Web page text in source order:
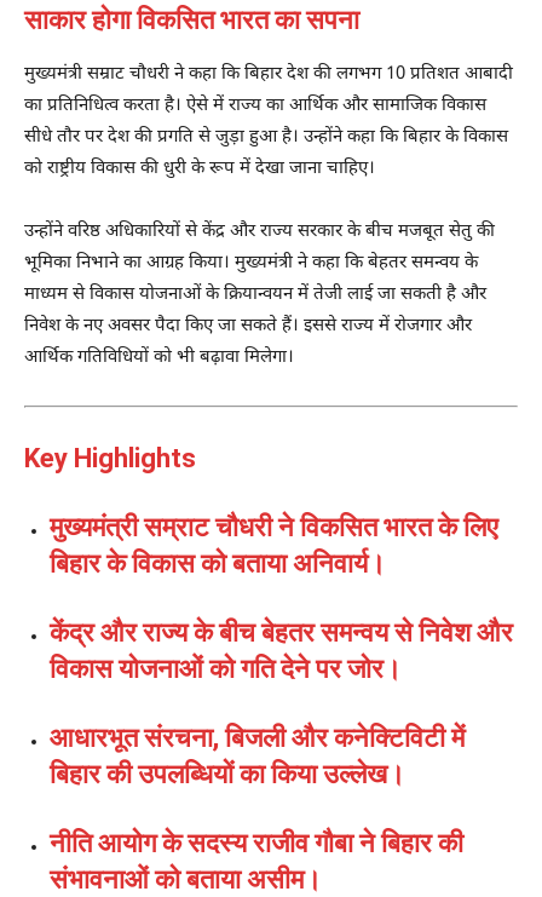
साकार होगा विकसित भारत का सपना
मुख्यमंत्री सम्राट चौधरी ने कहा कि बिहार देश की लगभग 10 प्रतिशत आबादी
का प्रतिनिधित्व करता है। ऐसे में राज्य का आर्थिक और सामाजिक विकास
सीधे तौर पर देश की प्रगति से जुड़ा हुआ है। उन्होंने कहा कि बिहार के विकास
को राष्ट्रीय विकास की धुरी के रूप में देखा जाना चाहिए।
उन्होंने वरिष्ठ अधिकारियों से केंद्र और राज्य सरकार के बीच मजबूत सेतु की
भूमिका निभाने का आग्रह किया। मुख्यमंत्री ने कहा कि बेहतर समन्वय के
माध्यम से विकास योजनाओं के क्रियान्वयन में तेजी लाई जा सकती है और
निवेश के नए अवसर पैदा किए जा सकते हैं। इससे राज्य में रोजगार और
आर्थिक गतिविधियों को भी बढ़ावा मिलेगा।
Key Highlights
मुख्यमंत्री सम्राट चौधरी ने विकसित भारत के लिए
बिहार के विकास को बताया अनिवार्य।
केंद्र और राज्य के बीच बेहतर समन्वय से निवेश और
विकास योजनाओं को गति देने पर जोर।
आधारभूत संरचना, बिजली और कनेक्टिविटी में
बिहार की उपलब्धियों का किया उल्लेख।
नीति आयोग के सदस्य राजीव गौबा ने बिहार की
संभावनाओं को बताया असीम।